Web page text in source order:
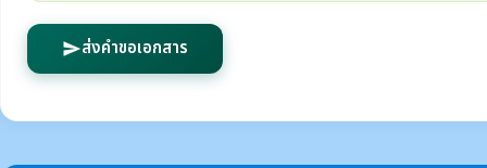
sendส่งคำขอเอกสาร